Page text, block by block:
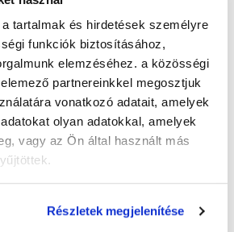
tartalmak és hirdetések személyre
funkciók biztosításához,
elemzéséhez. a közösségi
partnereinkkel megosztjuk
vonatkozó adatait, amelyek
olyan adatokkal, amelyek
vagy az Ön által használt más
Részletek megjelenítése
2026-09-25
Ft
igénybevételével
Ősztől áremelés
Ft